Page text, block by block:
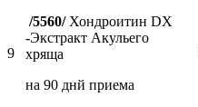
9
/5560/Хондроитин DX
-Экстракт Акульего
хряща
на 90 днй приема